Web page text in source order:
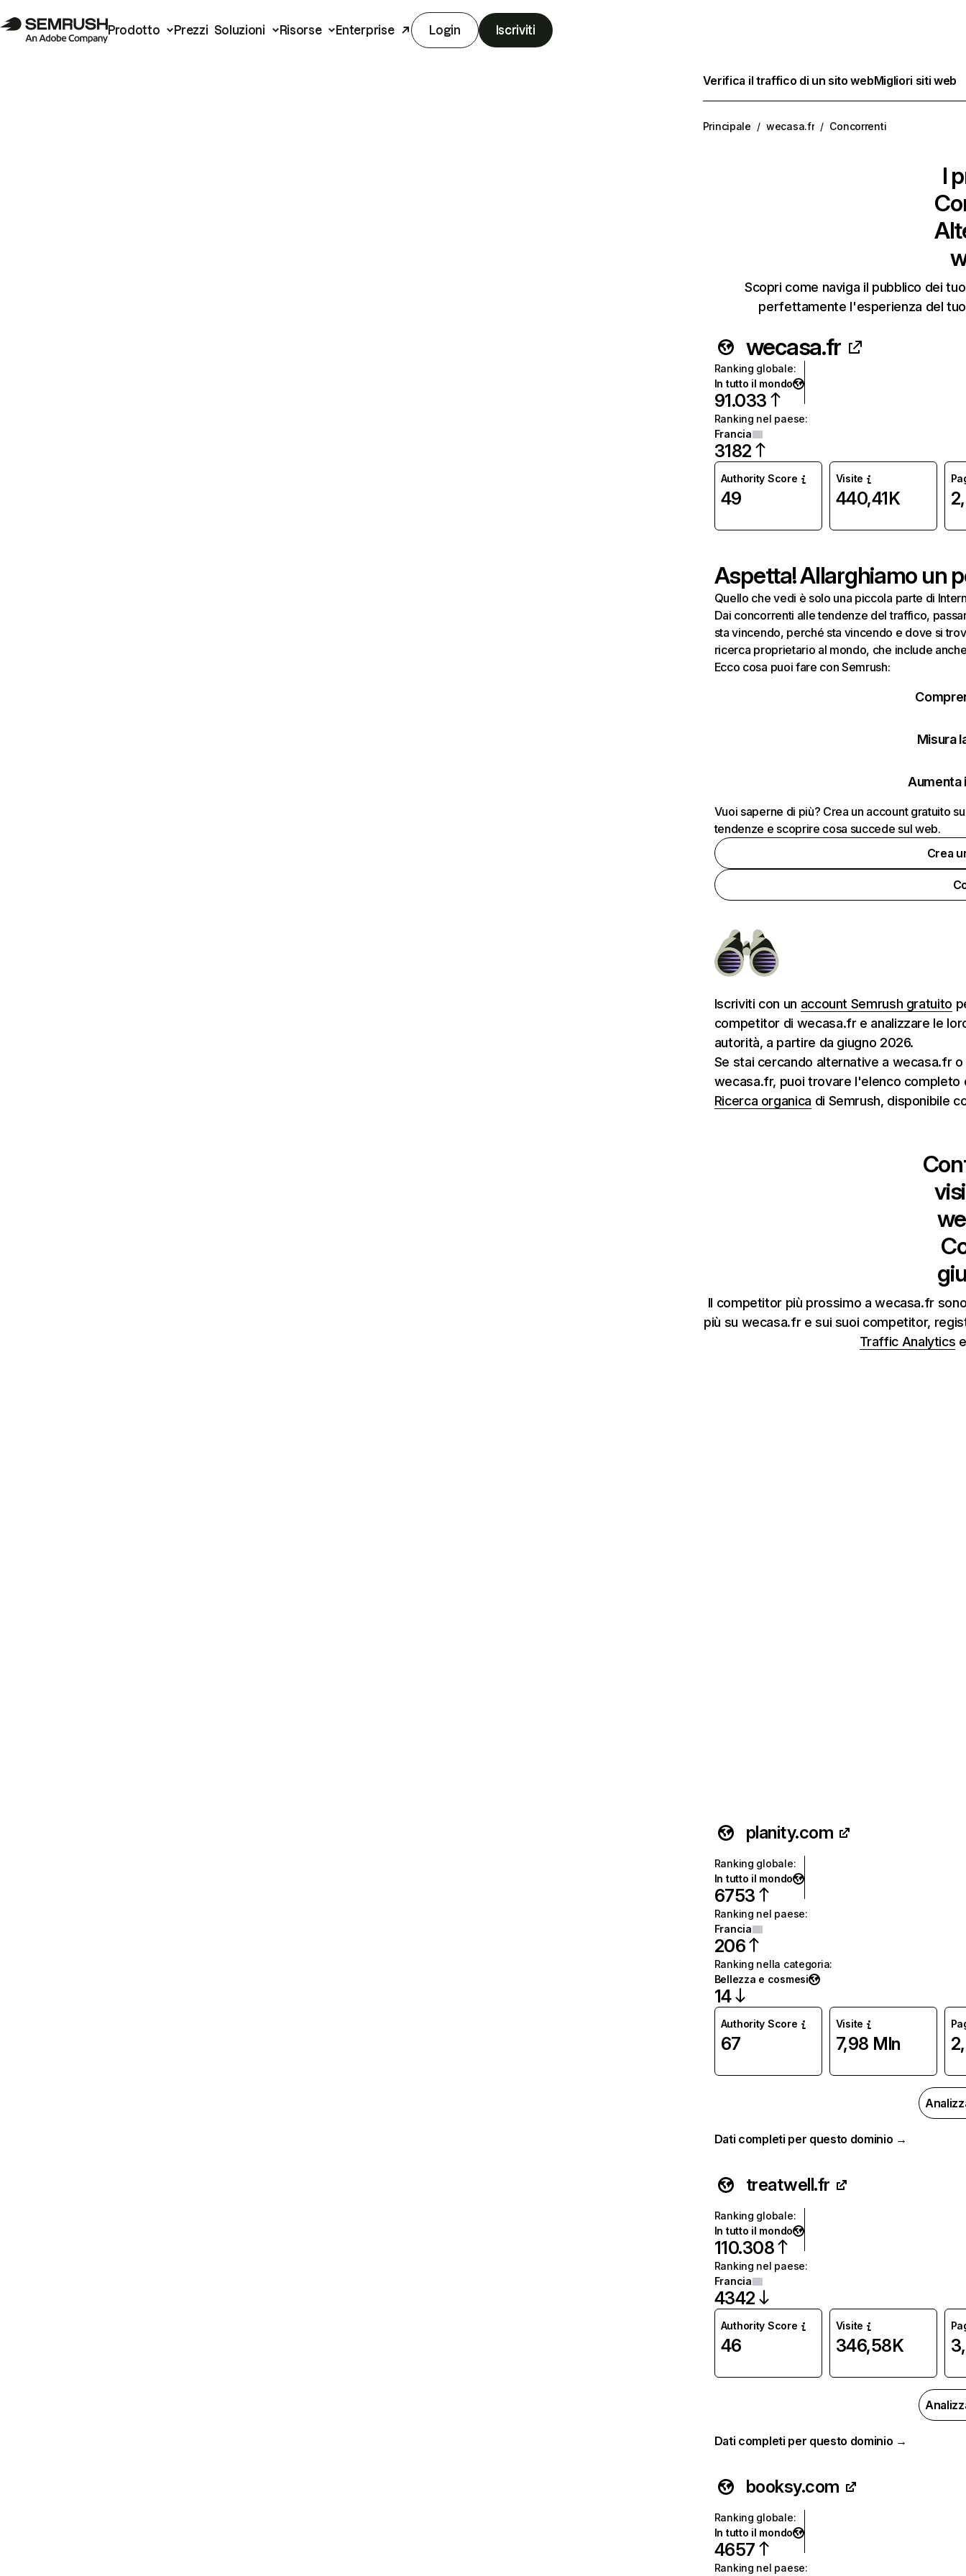
Prodotto Prezzi Soluzioni Risorse Enterprise Login Iscriviti
Verifica il traffico di un sito webMigliori siti web
Principale / wecasa.fr / Concorrenti
I
Scopri come naviga il pubblico dei
perfettamente l'esperienza del
wecasa.fr
Ranking globale:
In tutto il mondo
91.033
Ranking nel paese:
Francia
3182
Authority Score
49
Visite
440,41K
Aspetta! Allarghiamo un
Quello che vedi è solo una piccola parte di
Dai concorrenti alle tendenze del traffico,
sta vincendo, perché sta vincendo e dove si
ricerca proprietario al mondo, che include
Ecco cosa puoi fare con Semrush:
Misura
Aumenta
Vuoi saperne di più? Crea un account gratuito
tendenze e scoprire cosa succede sul web.
Crea
Iscriviti con un account Semrush gratuito
competitor di wecasa.fr e analizzare le
autorità, a partire da giugno 2026.
Se stai cercando alternative a wecasa.fr
wecasa.fr, puoi trovare l'elenco
Ricerca organica di Semrush, disponibile
Il competitor più prossimo a wecasa.fr
più su wecasa.fr e sui suoi competitor,
Traffic Analytics
planity.com
Ranking globale:
In tutto il mondo
6753
Ranking nel paese:
Francia
206
Ranking nella categoria:
Bellezza e cosmesi
14
Authority Score
67
Visite
7,98 Mln
Dati completi per questo dominio →
treatwell.fr
Ranking globale:
In tutto il mondo
110.308
Ranking nel paese:
Francia
4342
Authority Score
46
Visite
346,58K
Dati completi per questo dominio →
booksy.com
Ranking globale:
In tutto il mondo
4657
Ranking nel paese: